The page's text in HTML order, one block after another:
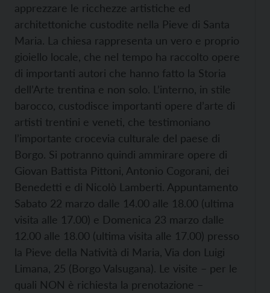
apprezzare le ricchezze artistiche ed
architettoniche custodite nella Pieve di Santa
Maria. La chiesa rappresenta un vero e proprio
gioiello locale, che nel tempo ha raccolto opere
di importanti autori che hanno fatto la Storia
dell’Arte trentina e non solo. L’interno, in stile
barocco, custodisce importanti opere d’arte di
artisti trentini e veneti, che testimoniano
l’importante crocevia culturale del paese di
Borgo. Si potranno quindi ammirare opere di
Giovan Battista Pittoni, Antonio Cogorani, dei
Benedetti e di Nicolò Lamberti. Appuntamento
Sabato 22 marzo dalle 14.00 alle 18.00 (ultima
visita alle 17.00) e Domenica 23 marzo dalle
12.00 alle 18.00 (ultima visita alle 17.00) presso
la Pieve della Natività di Maria, Via don Luigi
Limana, 25 (Borgo Valsugana). Le visite – per le
quali NON è richiesta la prenotazione –